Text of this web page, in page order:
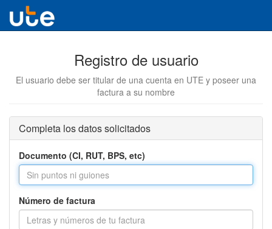
Registro de usuario
El usuario debe ser titular de una cuenta en UTE y poseer una
factura a su nombre
Completa los datos solicitados
Documento (CI, RUT, BPS, etc)
Número de factura